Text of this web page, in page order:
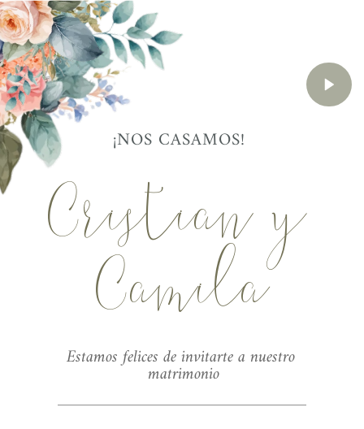
¡NOS CASAMOS!
Cristian y
Camila
Estamos felices de invitarte a nuestro
matrimonio